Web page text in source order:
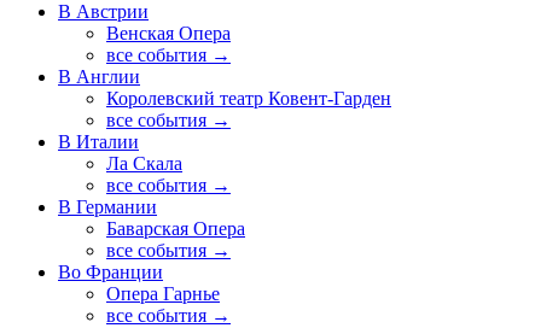
В Австрии
Венская Опера
все события →
В Англии
Королевский театр Ковент-Гарден
все события →
В Италии
Ла Скала
все события →
В Германии
Баварская Опера
все события →
Во Франции
Опера Гарнье
все события →